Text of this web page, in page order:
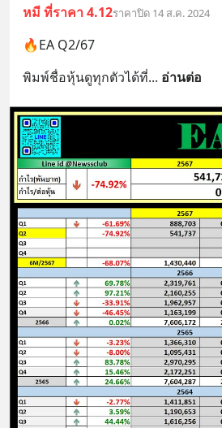
หมี ที่ราคา 4.12ราคาปิด 14 ส.ค. 2024
🔥EA Q2/67
พิมพ์ชื่อหุ้นดูทุกตัวได้ที่... อ่านต่อ